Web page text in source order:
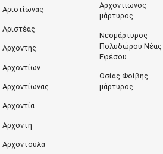
Αριστίωνας
Αριστέας
Αρχοντής
Αρχοντίων
Αρχοντίωνας
Αρχοντία
Αρχοντή
Αρχοντούλα
Αρχοντίωνος
μάρτυρος
Νεομάρτυρος
Πολυδώρου Νέας
Εφέσου
Οσίας Φοίβης
μάρτυρος